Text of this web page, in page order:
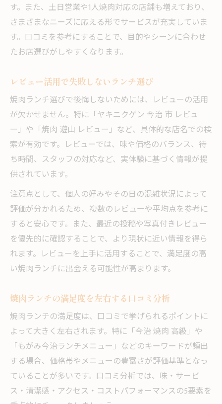
す。また、土日営業や1人焼肉対応の店舗も増えており、
さまざまなニーズに応える形でサービスが充実していま
す。口コミを参考にすることで、目的やシーンに合わせ
たお店選びがしやすくなります。
レビュー活用で失敗しないランチ選び
焼肉ランチ選びで後悔しないためには、レビューの活用
が欠かせません。特に「ヤキニクゲン 今治 市 レビュ
ー」や「焼肉 遊山 レビュー」など、具体的な店名での検
索が有効です。レビューでは、味や価格のバランス、待
ち時間、スタッフの対応など、実体験に基づく情報が提
供されています。
注意点として、個人の好みやその日の混雑状況によって
評価が分かれるため、複数のレビューや平均点を参考に
すると安心です。また、最近の投稿や写真付きレビュー
を優先的に確認することで、より現状に近い情報を得ら
れます。レビューを上手に活用することで、満足度の高
い焼肉ランチに出会える可能性が高まります。
焼肉ランチの満足度を左右する口コミ分析
焼肉ランチの満足度は、口コミで挙げられるポイントに
よって大きく左右されます。特に「今治 焼肉 高級」や
「もがみ今治ランチメニュー」などのキーワードが頻出
する場合、価格帯やメニューの豊富さが評価基準となっ
ていることが多いです。口コミ分析では、味・サービ
ス・清潔感・アクセス・コストパフォーマンスの5要素を